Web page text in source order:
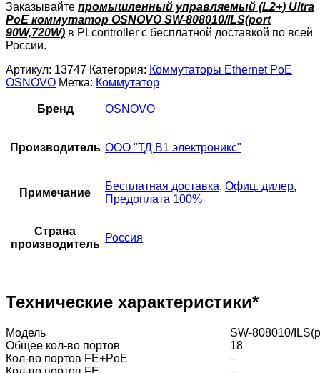
Заказывайте промышленный управляемый (L2+) Ultra
PoE коммутатор OSNOVO SW-808010/ILS(port
90W,720W) в PLcontroller с бесплатной доставкой по всей
России.
Артикул: 13747 Категория: Коммутаторы Ethernet PoE
OSNOVO Метка: Коммутатор
Бренд OSNOVO
Производитель ООО "ТД В1 электроникс"
Примечание
Бесплатная доставка, Офиц. дилер,
Предоплата 100%
Страна
производитель
Россия
Технические характеристики*
Модель
SW-808010/
Общее кол-во портов
18
Кол-во портов FE+PoE
–